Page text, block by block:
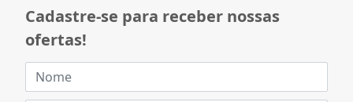
Cadastre-se para receber nossas
ofertas!